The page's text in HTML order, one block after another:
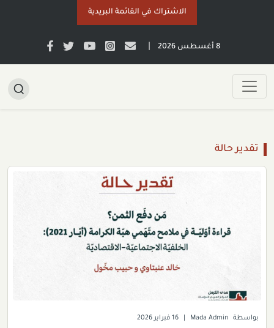
الاشتراك في القائمة البريدية
8 أغسطس 2026
تقدير حالة
بواسطة Mada Admin 16 فبراير 2026